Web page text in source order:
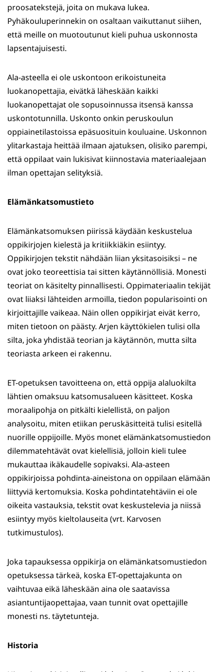
proosatekstejä, joita on mukava lukea.
Pyhäkouluperinnekin on osaltaan vaikuttanut siihen,
että meille on muotoutunut kieli puhua uskonnosta
lapsentajuisesti.
Ala-asteella ei ole uskontoon erikoistuneita
luokanopettajia, eivätkä läheskään kaikki
luokanopettajat ole sopusoinnussa itsensä kanssa
uskontotunnilla. Uskonto onkin peruskoulun
oppiainetilastoissa epäsuosituin kouluaine. Uskonnon
ylitarkastaja heittää ilmaan ajatuksen, olisiko parempi,
että oppilaat vain lukisivat kiinnostavia materiaalejaan
ilman opettajan selityksiä.
Elämänkatsomustieto
Elämänkatsomuksen piirissä käydään keskustelua
oppikirjojen kielestä ja kritiikkiäkin esiintyy.
Oppikirjojen tekstit nähdään liian yksitasoisiksi – ne
ovat joko teoreettisia tai sitten käytännöllisiä. Monesti
teoriat on käsitelty pinnallisesti. Oppimateriaalin tekijät
ovat liiaksi lähteiden armoilla, tiedon popularisointi on
kirjoittajille vaikeaa. Näin ollen oppikirjat eivät kerro,
miten tietoon on päästy. Arjen käyttökielen tulisi olla
silta, joka yhdistää teorian ja käytännön, mutta silta
teoriasta arkeen ei rakennu.
ET-opetuksen tavoitteena on, että oppija alaluokilta
lähtien omaksuu katsomusalueen käsitteet. Koska
moraalipohja on pitkälti kielellistä, on paljon
analysoitu, miten etiikan peruskäsitteitä tulisi esitellä
nuorille oppijoille. Myös monet elämänkatsomustiedon
dilemmatehtävät ovat kielellisiä, jolloin kieli tulee
mukauttaa ikäkaudelle sopivaksi. Ala-asteen
oppikirjoissa pohdinta-aineistona on oppilaan elämään
liittyviä kertomuksia. Koska pohdintatehtäviin ei ole
oikeita vastauksia, tekstit ovat keskustelevia ja niissä
esiintyy myös kieltolauseita (vrt. Karvosen
tutkimustulos).
Joka tapauksessa oppikirja on elämänkatsomustiedon
opetuksessa tärkeä, koska ET-opettajakunta on
vaihtuvaa eikä läheskään aina ole saatavissa
asiantuntijaopettajaa, vaan tunnit ovat opettajille
monesti ns. täytetunteja.
Historia